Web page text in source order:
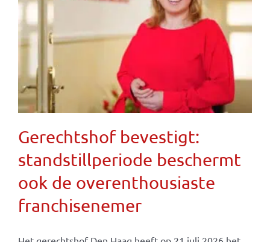
Gerechtshof bevestigt:
standstillperiode beschermt
ook de overenthousiaste
franchisenemer